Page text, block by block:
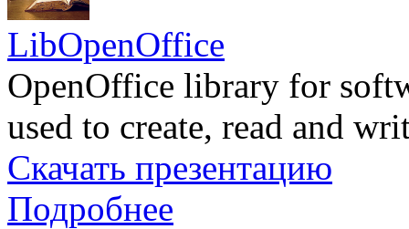
LibOpenOffice
OpenOffice library for
used to create, read and
Скачать презентацию
Подробнее